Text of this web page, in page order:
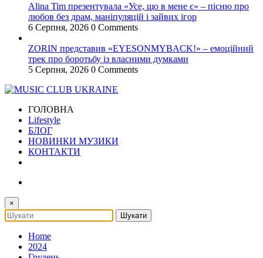
Alina Tim презентувала «Усе, що в мене є» – пісню про
любов без драм, маніпуляцій і зайвих ігор
6 Серпня, 2026 0 Comments
ZORIN представив «EYESONMYBACK!» – емоційний
трек про боротьбу із власними думками
5 Серпня, 2026 0 Comments
ГОЛОВНА
Lifestyle
БЛОГ
НОВИНКИ МУЗИКИ
КОНТАКТИ
×
Home
2024